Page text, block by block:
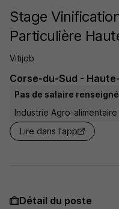
Stage
Particulière
Vitijob
Corse-du-Sud -
Pas de salaire renseigné
Industrie Agro-alimentaire
Lire dans l'app
Détail du poste